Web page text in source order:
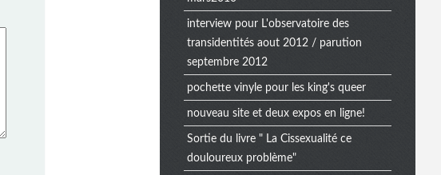
interview pour L'observatoire des
transidentités aout 2012 / parution
septembre 2012
pochette vinyle pour les king's queer
nouveau site et deux expos en ligne!
Sortie du livre " La Cissexualité ce
douloureux problème"